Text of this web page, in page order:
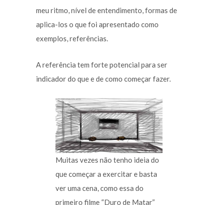
meu ritmo, nível de entendimento, formas de
aplica-los o que foi apresentado como
exemplos, referências.
A referência tem forte potencial para ser
indicador do que e de como começar fazer.
Muitas vezes não tenho ideia do
que começar a exercitar e basta
ver uma cena, como essa do
primeiro filme “Duro de Matar”